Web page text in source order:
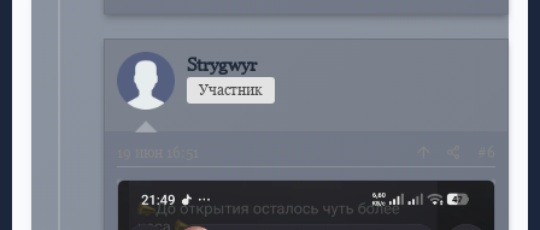
Apple Strygwyr
Участник